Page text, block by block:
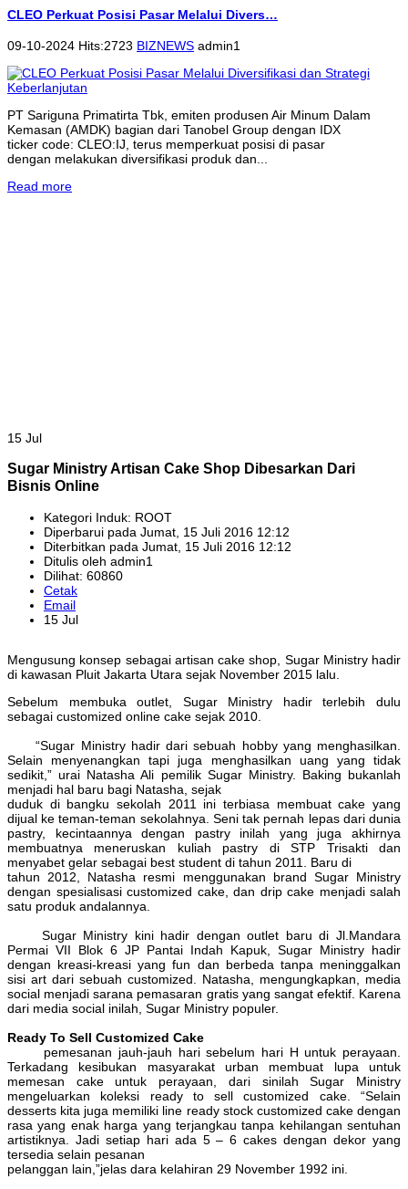
CLEO Perkuat Posisi Pasar Melalui Divers…
09-10-2024 Hits:2723 BIZNEWS admin1
PT Sariguna Primatirta Tbk, emiten produsen Air Minum Dalam
Kemasan (AMDK) bagian dari Tanobel Group dengan IDX
ticker code: CLEO:IJ, terus memperkuat posisi di pasar
dengan melakukan diversifikasi produk dan...
Read more
15 Jul
Sugar Ministry Artisan Cake Shop Dibesarkan Dari
Bisnis Online
Kategori Induk: ROOT
Diperbarui pada Jumat, 15 Juli 2016 12:12
Diterbitkan pada Jumat, 15 Juli 2016 12:12
Ditulis oleh admin1
Dilihat: 60860
Cetak
Email
15 Jul
Mengusung konsep sebagai artisan cake shop, Sugar Ministry hadir
di kawasan Pluit Jakarta Utara sejak November 2015 lalu.
Sebelum membuka outlet, Sugar Ministry hadir terlebih dulu
sebagai customized online cake sejak 2010.
“Sugar Ministry hadir dari sebuah hobby yang menghasilkan.
Selain menyenangkan tapi juga menghasilkan uang yang tidak
sedikit,” urai Natasha Ali pemilik Sugar Ministry. Baking bukanlah
menjadi hal baru bagi Natasha, sejak
duduk di bangku sekolah 2011 ini terbiasa membuat cake yang
dijual ke teman-teman sekolahnya. Seni tak pernah lepas dari dunia
pastry, kecintaannya dengan pastry inilah yang juga akhirnya
membuatnya meneruskan kuliah pastry di STP Trisakti dan
menyabet gelar sebagai best student di tahun 2011. Baru di
tahun 2012, Natasha resmi menggunakan brand Sugar Ministry
dengan spesialisasi customized cake, dan drip cake menjadi salah
satu produk andalannya.
Sugar Ministry kini hadir dengan outlet baru di Jl.Mandara
Permai VII Blok 6 JP Pantai Indah Kapuk, Sugar Ministry hadir
dengan kreasi-kreasi yang fun dan berbeda tanpa meninggalkan
sisi art dari sebuah customized. Natasha, mengungkapkan, media
social menjadi sarana pemasaran gratis yang sangat efektif. Karena
dari media social inilah, Sugar Ministry populer.
Ready To Sell Customized Cake
pemesanan jauh-jauh hari sebelum hari H untuk perayaan.
Terkadang kesibukan masyarakat urban membuat lupa untuk
memesan cake untuk perayaan, dari sinilah Sugar Ministry
mengeluarkan koleksi ready to sell customized cake. “Selain
desserts kita juga memiliki line ready stock customized cake dengan
rasa yang enak harga yang terjangkau tanpa kehilangan sentuhan
artistiknya. Jadi setiap hari ada 5 – 6 cakes dengan dekor yang
tersedia selain pesanan
pelanggan lain,”jelas dara kelahiran 29 November 1992 ini.